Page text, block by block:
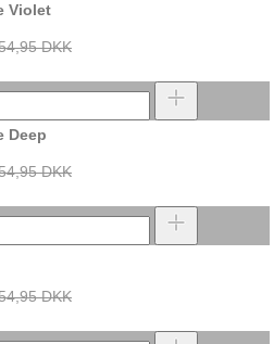
Violet
DKK
Deep
DKK
DKK